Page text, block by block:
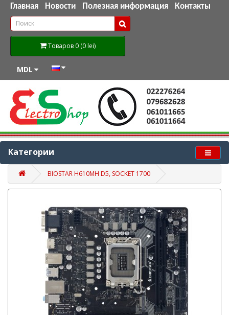
Главная Новости Полезная информация Контакты
Товаров 0 (0 lei)
MDL
Категории
BIOSTAR H610MH D5, SOCKET 1700